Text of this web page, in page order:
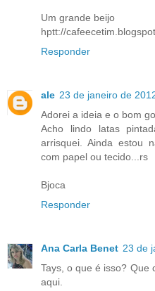
Um grande beijo
hptt://
Responder
ale 23 de janeiro de
Adorei a ideia e o bom
Acho lindo latas
arrisquei. Ainda estou
com papel ou tecido...rs
Bjoca
Responder
Ana Carla Benet 23 de
Tays, o que é isso? Que
aqui.